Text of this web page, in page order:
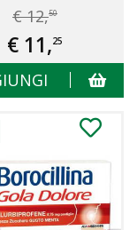
€ 12,50
€ 11,25